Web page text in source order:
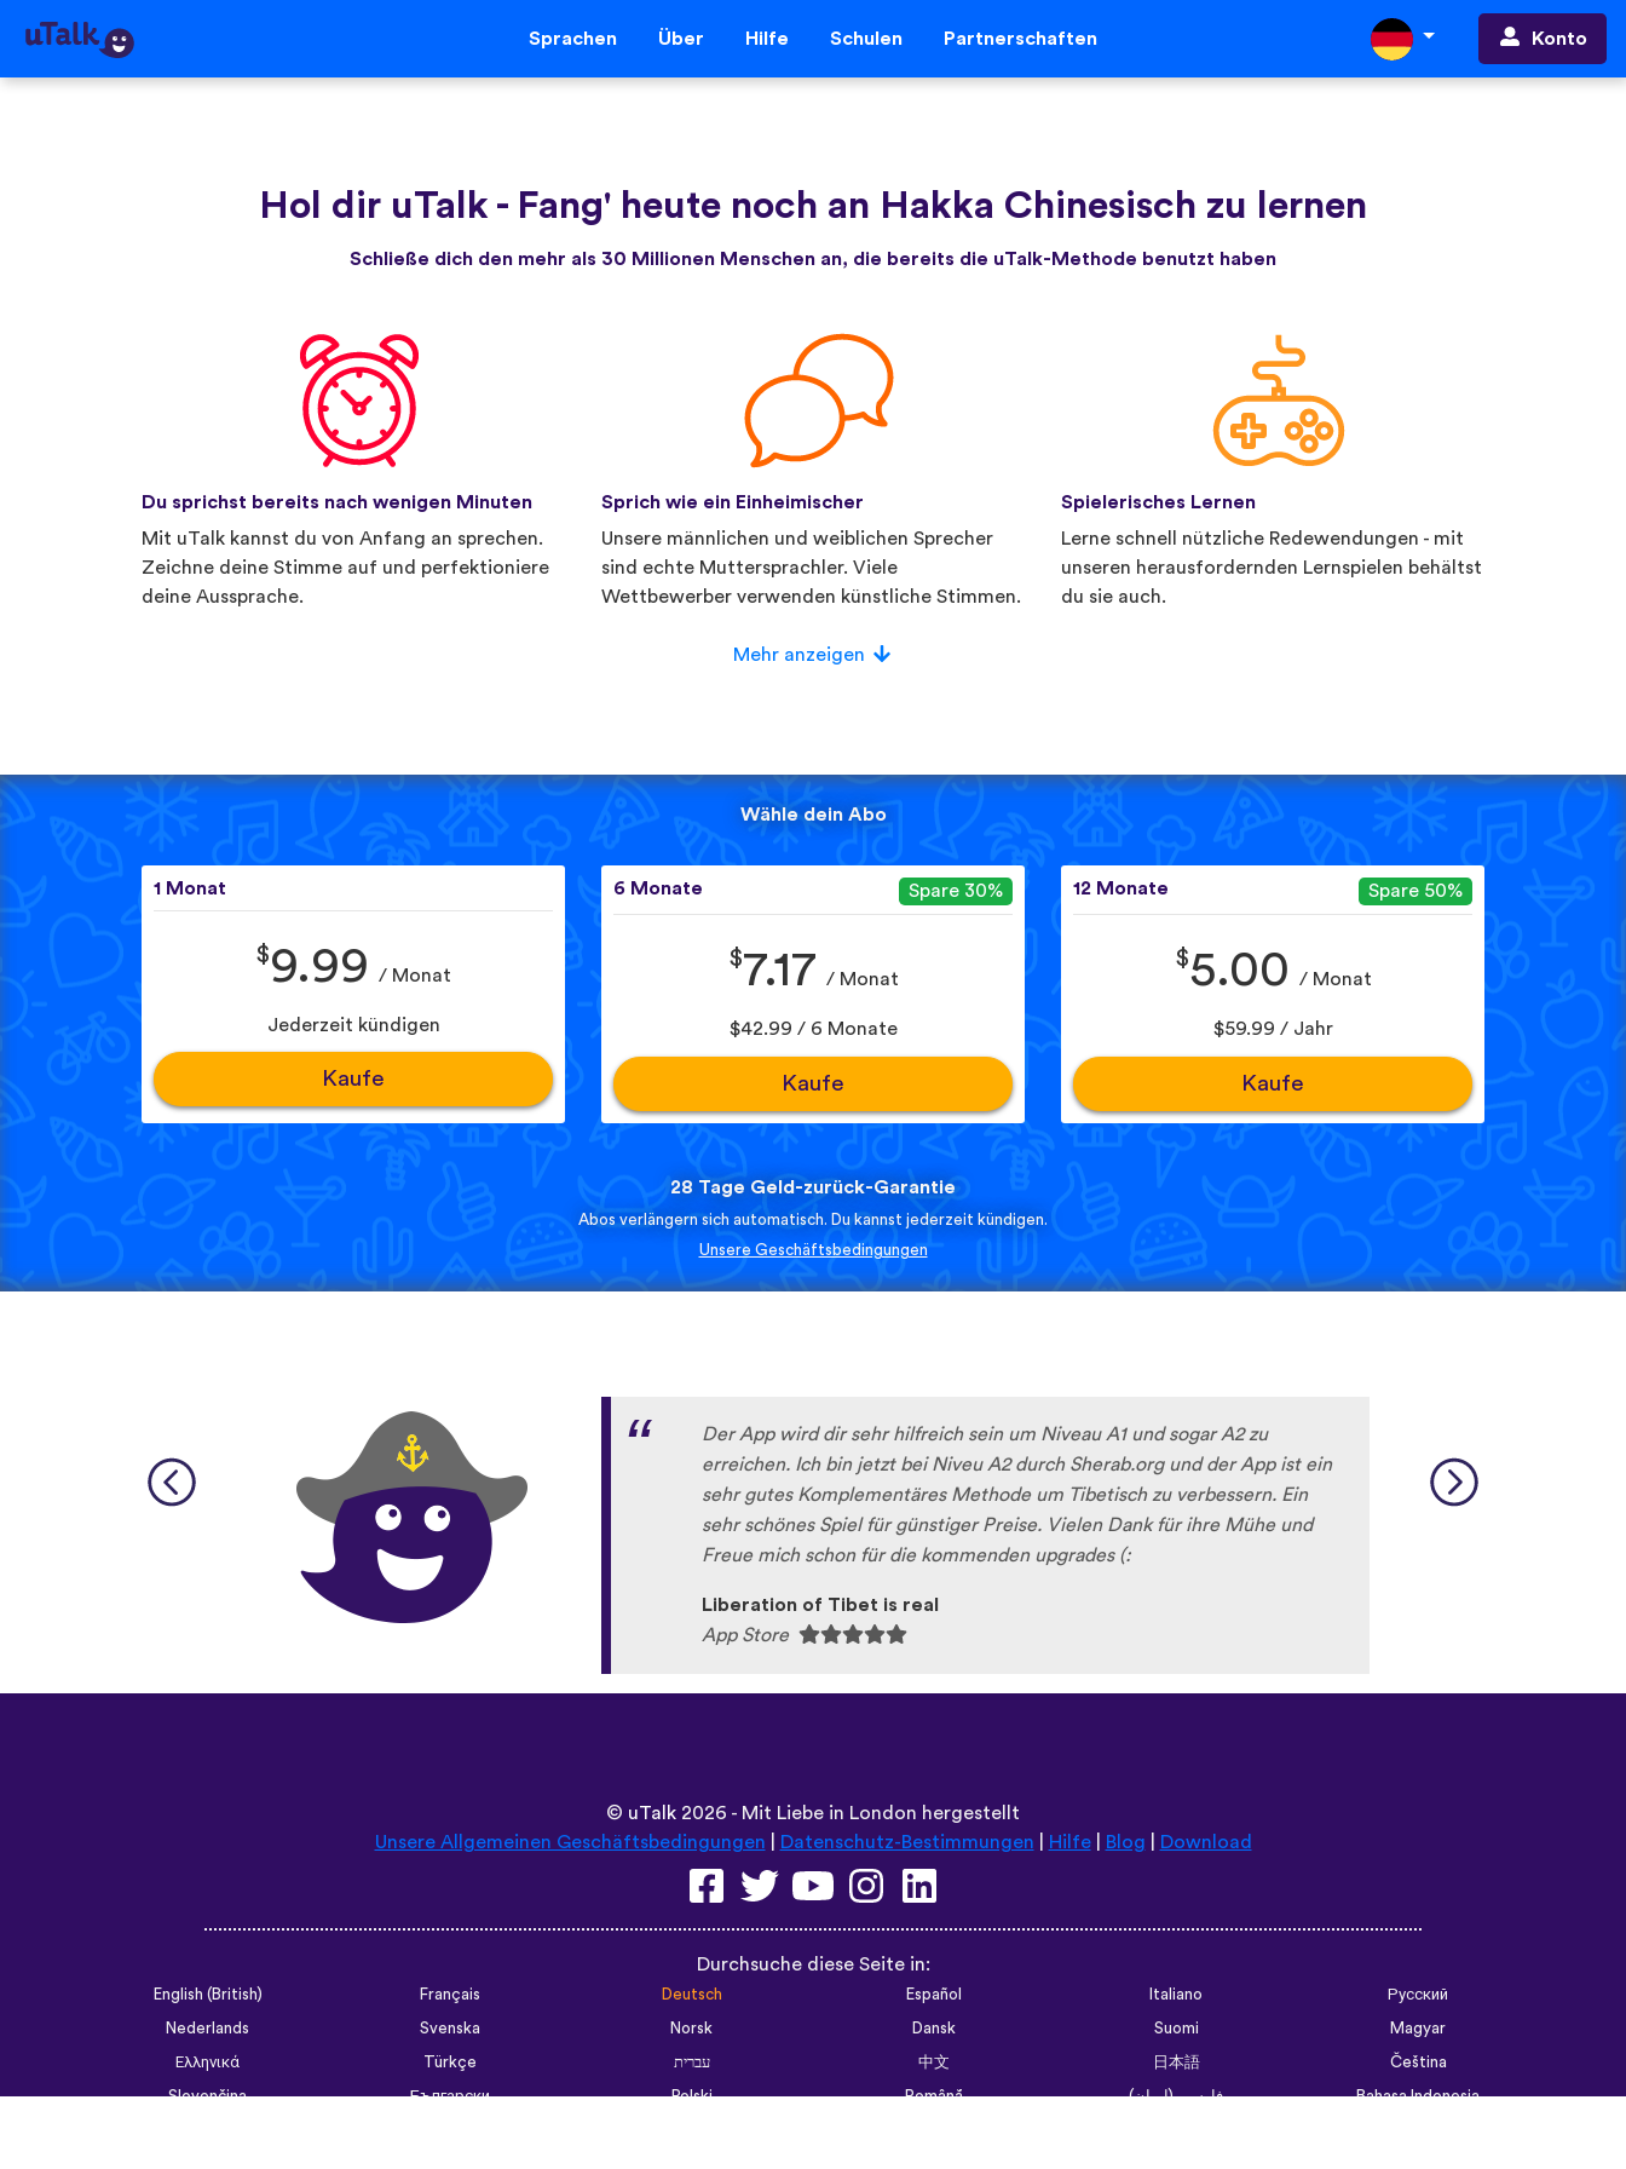
Sprachen Über Hilfe Schulen Partnerschaften Konto
Hol dir uTalk - Fang' heute noch an Hakka Chinesisch zu lernen
Schließe dich den mehr als 30 Millionen Menschen an, die bereits die uTalk-Methode benutzt haben
Du sprichst bereits nach wenigen Minuten
Mit uTalk kannst du von Anfang an sprechen.
Zeichne deine Stimme auf und perfektioniere
deine Aussprache.
Sprich wie ein Einheimischer
Unsere männlichen und weiblichen Sprecher
sind echte Muttersprachler. Viele
Wettbewerber verwenden künstliche Stimmen.
Spielerisches Lernen
Lerne schnell nützliche Redewendungen - mit
unseren herausfordernden Lernspielen behältst
du sie auch.
Mehr anzeigen
Wähle dein Abo
1 Monat
$9.99 / Monat
Jederzeit kündigen
Kaufe
6 Monate Spare 30%
$7.17 / Monat
$42.99 / 6 Monate
Kaufe
12 Monate Spare 50%
$5.00 / Monat
$59.99 / Jahr
Kaufe
28 Tage Geld-zurück-Garantie
Abos verlängern sich automatisch. Du kannst jederzeit kündigen.
Unsere Geschäftsbedingungen
Der App wird dir sehr hilfreich sein um Niveau A1 und sogar A2 zu
erreichen. Ich bin jetzt bei Niveu A2 durch Sherab.org und der App ist ein
sehr gutes Komplementäres Methode um Tibetisch zu verbessern. Ein
sehr schönes Spiel für günstiger Preise. Vielen Dank für ihre Mühe und
Freue mich schon für die kommenden upgrades (:
Liberation of Tibet is real
App Store
© uTalk 2026 - Mit Liebe in London hergestellt
Unsere Allgemeinen Geschäftsbedingungen
Datenschutz-Bestimmungen Hilfe| Blog Download
Durchsuche diese Seite in:
English (British) Français Deutsch Español Italiano
Русский
Nederlands
Svenska Norsk Dansk Suomi
Magyar
Ελληνικά
Türkçe עברית 中文 日本語
Čeština
Slovenčina
Български Polski Română فارسی (ایران)
Bahasa Indonesia